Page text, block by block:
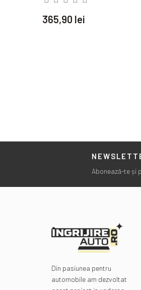
365,90 lei
Abonează-te și
Din pasiunea pentru
automobile am dezvoltat